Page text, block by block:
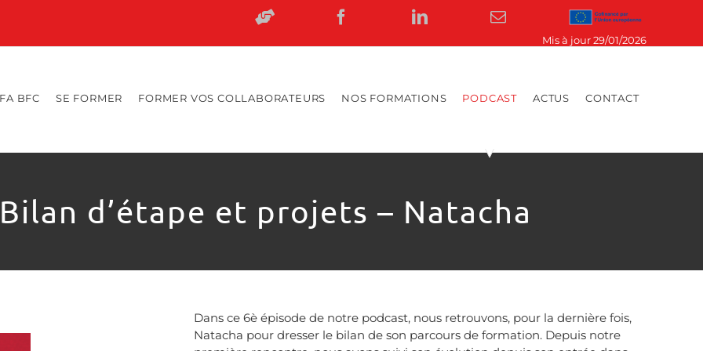
Rejoignez-
Facebook LinkedIn
Email
Cofinancé
par
BFC SE FORMER FORMER VOS COLLABORATEURS NOS FORMATIONS PODCAST ACTUS CONTACT
d’étape et projets – Natacha
Dans ce 6è épisode de notre podcast, nous retrouvons, pour la dernière fois,
Natacha pour dresser le bilan de son parcours de formation. Depuis notre